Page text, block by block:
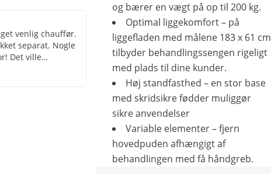
og bærer en vægt på op til 200 kg.
Optimal liggekomfort – på
liggefladen med målene 183 x 61 cm
tilbyder behandlingssengen rigeligt
med plads til dine kunder.
Høj standfasthed – en stor base
med skridsikre fødder muliggør
sikre anvendelser
Variable elementer – fjern
hovedpuden afhængigt af
behandlingen med få håndgreb.
venlig chauffør.
separat. Nogle
Det ville
til fod-